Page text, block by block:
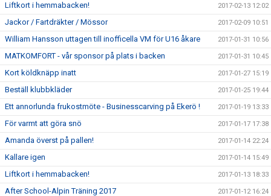
Liftkort i hemmabacken! 2017-02-13 12:02
Jackor / Fartdräkter / Mössor 2017-02-09 10:51
William Hansson uttagen till inofficella VM för U16 åkare 2017-01-31 10:56
MATKOMFORT - vår sponsor på plats i backen 2017-01-31 10:45
Kort köldknäpp inatt 2017-01-27 15:19
Beställ klubbkläder 2017-01-25 19:44
Ett annorlunda frukostmöte - Businesscarving på Ekerö ! 2017-01-19 13:33
För varmt att göra snö 2017-01-17 17:38
Amanda överst på pallen! 2017-01-14 22:24
Kallare igen 2017-01-14 15:49
Liftkort i hemmabacken! 2017-01-13 18:33
After School-Alpin Träning 2017 2017-01-12 16:24